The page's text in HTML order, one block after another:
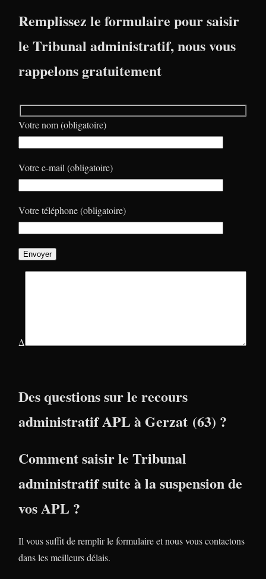
Remplissez le formulaire pour saisir
le Tribunal administratif, nous vous
rappelons gratuitement
Votre nom (obligatoire)
Votre e-mail (obligatoire)
Votre téléphone (obligatoire)
Δ
Des questions sur le recours
administratif APL à Gerzat (63) ?
Comment saisir le Tribunal
administratif suite à la suspension de
vos APL ?
Il vous suffit de remplir le formulaire et nous vous contactons
dans les meilleurs délais.